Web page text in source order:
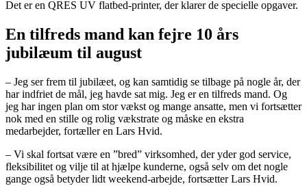
Det er en QRES UV flatbed-printer, der klarer de specielle opgaver.
En tilfreds mand kan fejre 10 års
jubilæum til august
– Jeg ser frem til jubilæet, og kan samtidig se tilbage på nogle år, der
har indfriet de mål, jeg havde sat mig. Jeg er en tilfreds mand. Og
jeg har ingen plan om stor vækst og mange ansatte, men vi fortsætter
nok med en stille og rolig vækstrate og måske en ekstra
medarbejder, fortæller en Lars Hvid.
– Vi skal fortsat være en ”bred” virksomhed, der yder god service,
fleksibilitet og vilje til at hjælpe kunderne, også selv om det nogle
gange også betyder lidt weekend-arbejde, fortsætter Lars Hvid.